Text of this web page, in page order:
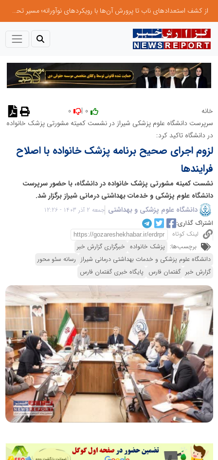
از کشف استعدادهای ناب تا پرورش آن‌ها با رویکردهای نوآورانه؛ مسیر تحول‌آفرین شنای ایران در سطح جهانی
خانه
سرپرست دانشگاه علوم پزشکی شیراز در نشست کمیته مشورتی پزشک خانواده
در دانشگاه تاکید کرد:
لزوم اجرای صحیح برنامه پزشک خانواده با اصلاح
فرایندها
نشست کمیته مشورتی پزشک خانواده در دانشگاه، با حضور سرپرست
دانشگاه علوم پزشکی و خدمات بهداشتی درمانی شیراز برگزار شد.
دانشگاه علوم پزشکی و بهداشتی جمعه 2 آذر 1403 - 12:26
اشتراک گذاری:
لینک کوتاه
برچسب‌ها: پزشک خانواده خبرگزاری گزارش خبر
دانشگاه علوم پزشکی و خدمات بهداشتی درمانی شیراز رسانه سئو محور
گزارش خبر گفتمان فارس پایگاه خبری گفتمان فارس